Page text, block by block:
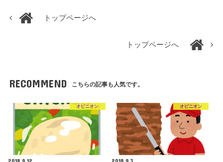
トップページへ
トップページへ
RECOMMEND こちらの記事も人気です。
オピニオン
2018.9.12
オピニオン
2018.9.3